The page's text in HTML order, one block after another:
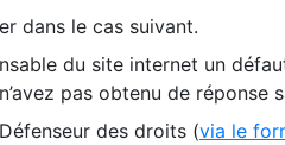
dans le cas suivant.
du site internet un
pas obtenu de réponse
des droits (via le